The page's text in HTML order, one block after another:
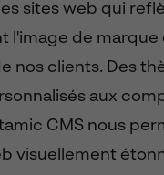
sites web qui
l'image de marque
nos clients. Des
aux
CMS nous
visuellement